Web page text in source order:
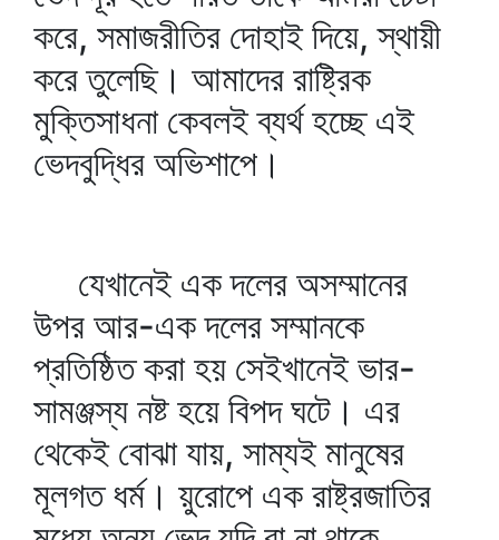
করে, সমাজরীতির দোহাই দিয়ে, স্থায়ী
করে তুলেছি। আমাদের রাষ্ট্রিক
মুক্তিসাধনা কেবলই ব্যর্থ হচ্ছে এই
ভেদবুদ্ধির অভিশাপে।
যেখানেই এক দলের অসম্মানের
উপর আর-এক দলের সম্মানকে
প্রতিষ্ঠিত করা হয় সেইখানেই ভার-
সামঞ্জস্য নষ্ট হয়ে বিপদ ঘটে। এর
থেকেই বোঝা যায়, সাম্যই মানুষের
মূলগত ধর্ম। য়ুরোপে এক রাষ্ট্রজাতির